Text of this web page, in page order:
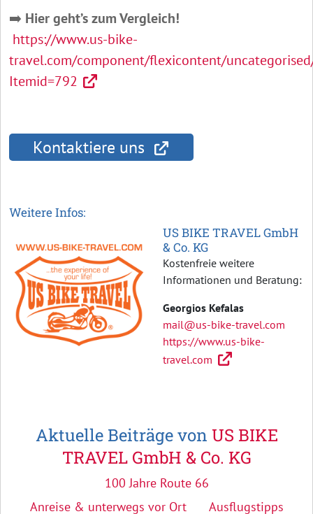
➡️ Hier geht’s zum Vergleich!
https://www.us-bike-
travel.com/component/flexicontent/
Itemid=792
Kontaktiere uns
Weitere Infos:
US BIKE TRAVEL GmbH
& Co. KG
Kostenfreie weitere
Informationen und Beratung:
Georgios Kefalas
mail@us-bike-travel.com
https://www.us-bike-
travel.com
Aktuelle Beiträge von US BIKE
TRAVEL GmbH & Co. KG
100 Jahre Route 66
Anreise & unterwegs vor Ort
Ausflugstipps